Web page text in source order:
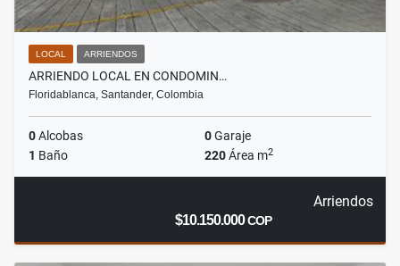
LOCAL ARRIENDOS
ARRIENDO LOCAL EN CONDOMIN…
Floridablanca, Santander, Colombia
0Alcobas 0Garaje
1 Baño 220Área m2
Arriendos
$10.150.000COP